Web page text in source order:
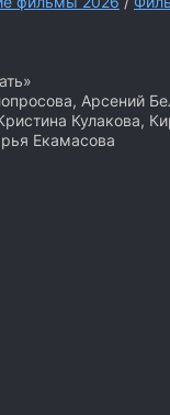
Арсений
Кулакова,
Екамасова